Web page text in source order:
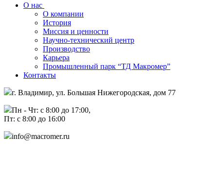
О нас
О компании
История
Миссия и ценности
Научно-технический центр
Производство
Карьера
Промышленный парк “ТД Макромер”
Контакты
г. Владимир, ул. Большая Нижегородская, дом 77
Пн - Чт: с 8:00 до 17:00,
Пт: с 8:00 до 16:00
info@macromer.ru